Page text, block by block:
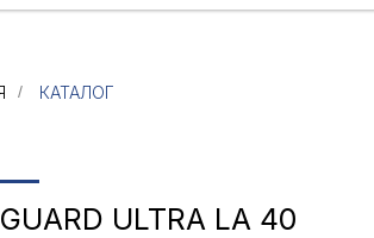
/ КАТАЛОГ
ULTRA LA 40